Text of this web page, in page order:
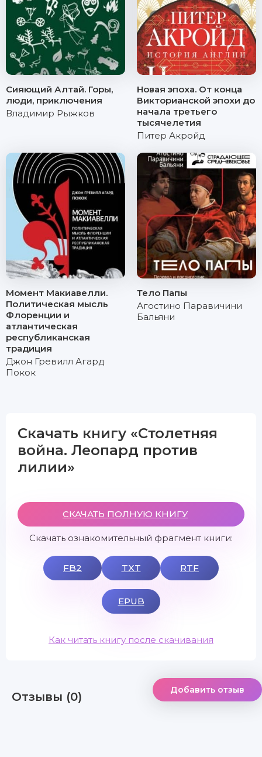
Сияющий Алтай. Горы,
люди, приключения
Владимир Рыжков
Новая эпоха. От конца
Викторианской эпохи до
начала третьего
тысячелетия
Питер Акройд
Момент Макиавелли.
Политическая мысль
Флоренции и
атлантическая
республиканская
традиция
Джон Гревилл Агард
Покок
Тело Папы
Агостино Паравичини
Бальяни
Скачать книгу «Столетняя
война. Леопард против
лилии»
СКАЧАТЬ ПОЛНУЮ КНИГУ
Скачать ознакомительный фрагмент книги:
FB2 TXT RTF
EPUB
Как читать книгу после скачивания
Отзывы (0) Добавить отзыв